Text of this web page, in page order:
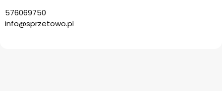
576069750
info@sprzetowo.pl